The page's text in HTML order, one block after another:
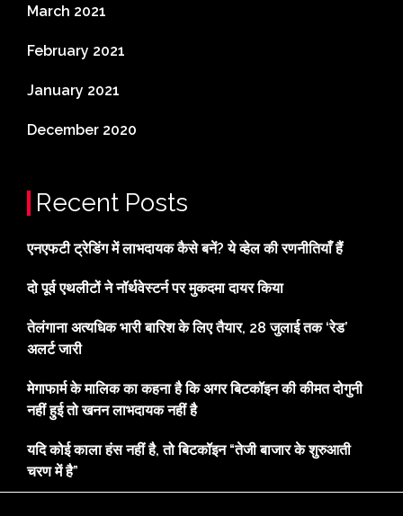
March 2021
February 2021
January 2021
December 2020
Recent Posts
एनएफटी ट्रेडिंग में लाभदायक कैसे बनें? ये व्हेल की रणनीतियाँ हैं
दो पूर्व एथलीटों ने नॉर्थवेस्टर्न पर मुकदमा दायर किया
तेलंगाना अत्यधिक भारी बारिश के लिए तैयार, 28 जुलाई तक ‘रेड’
अलर्ट जारी
मेगाफार्म के मालिक का कहना है कि अगर बिटकॉइन की कीमत दोगुनी
नहीं हुई तो खनन लाभदायक नहीं है
यदि कोई काला हंस नहीं है, तो बिटकॉइन “तेजी बाजार के शुरुआती
चरण में है”